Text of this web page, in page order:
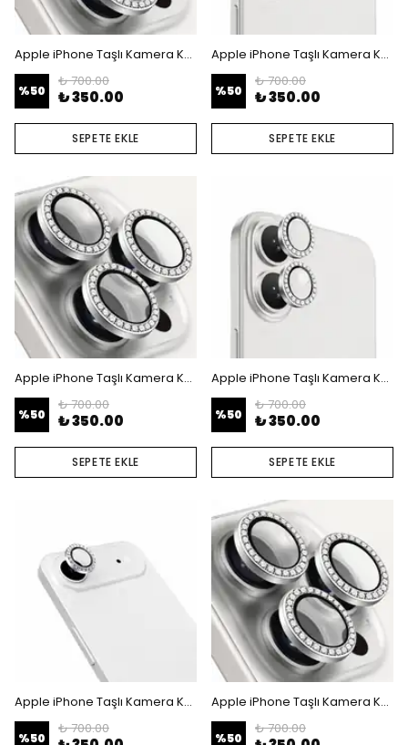
Apple iPhone Taşlı Kamera Koruyucu Lens - iPhone 15 Pro - 15 Pro Max
%50
₺ 700.00
₺ 350.00
SEPETE EKLE
Apple iPhone Taşlı Kamera Koruyucu Lens - iPhone 16 - 16 Plus
%50
₺ 700.00
₺ 350.00
SEPETE EKLE
Apple iPhone Taşlı Kamera Koruyucu Lens - iPhone 16 Pro - 16 Pro Max
%50
₺ 700.00
₺ 350.00
SEPETE EKLE
Apple iPhone Taşlı Kamera Koruyucu Lens - iPhone 17
%50
₺ 700.00
₺ 350.00
SEPETE EKLE
Apple iPhone Taşlı Kamera Koruyucu Lens - iPhone Air
%50
₺ 700.00
Apple iPhone Taşlı Kamera Koruyucu Lens - iPhone 17 Pro - 17 Pro Max
%50
₺ 700.00